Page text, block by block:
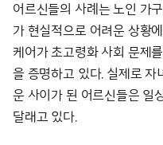
어르신들의 사례는 노인 가
가 현실적으로 어려운 상황
케어가 초고령화 사회 문제
을 증명하고 있다. 실제로
운 사이가 된 어르신들은 일
달래고 있다.